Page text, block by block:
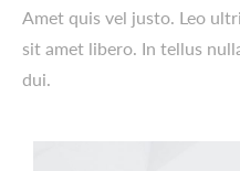
Amet quis vel justo. Leo
sit amet libero. In tellus
dui.